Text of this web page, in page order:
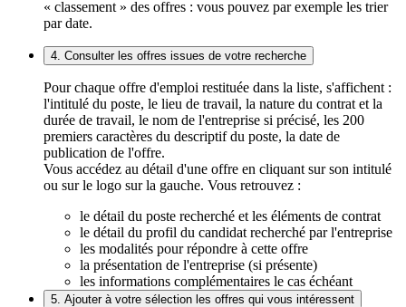
« classement » des offres : vous pouvez par exemple les trier
par date.
4. Consulter les offres issues de votre recherche
Pour chaque offre d'emploi restituée dans la liste, s'affichent :
l'intitulé du poste, le lieu de travail, la nature du contrat et la
durée de travail, le nom de l'entreprise si précisé, les 200
premiers caractères du descriptif du poste, la date de
publication de l'offre.
Vous accédez au détail d'une offre en cliquant sur son intitulé
ou sur le logo sur la gauche. Vous retrouvez :
le détail du poste recherché et les éléments de contrat
le détail du profil du candidat recherché par l'entreprise
les modalités pour répondre à cette offre
la présentation de l'entreprise (si présente)
les informations complémentaires le cas échéant
5. Ajouter à votre sélection les offres qui vous intéressent